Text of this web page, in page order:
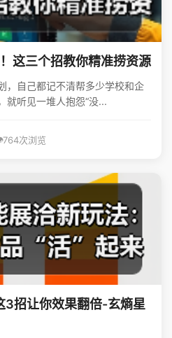
这三个招教你精准捞资源
，自己都记不清帮多少学校和企
就听见一堆人抱怨“没...
764次浏览
3招让你效果翻倍-玄熵星